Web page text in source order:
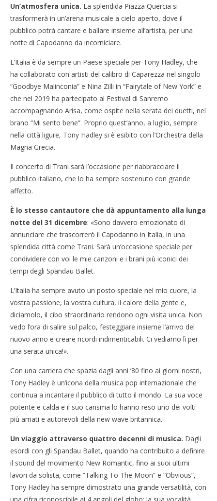
Un’atmosfera unica. La splendida Piazza Quercia si
trasformerà in un’arena musicale a cielo aperto, dove il
pubblico potrà cantare e ballare insieme all’artista, per una
notte di Capodanno da incorniciare.
L’Italia è da sempre un Paese speciale per Tony Hadley, che
ha collaborato con artisti del calibro di Caparezza nel singolo
“Goodbye Malinconia” e Nina Zilli in “Fairytale of New York” e
che nel 2019 ha partecipato al Festival di Sanremo
accompagnando Arisa, come ospite nella serata dei duetti, nel
brano “Mi sento bene”. Proprio quest’anno, a luglio, sempre
nella città ligure, Tony Hadley si è esibito con l’Orchestra della
Magna Grecia.
Il concerto di Trani sarà l’occasione per riabbracciare il
pubblico italiano, che lo ha sempre sostenuto con grande
affetto.
È lo stesso cantautore che dà appuntamento alla lunga
notte del 31 dicembre: «Sono davvero emozionato di
annunciare che trascorrerò il Capodanno in Italia, in una
splendida città come Trani. Sarà un’occasione speciale per
condividere con voi le mie canzoni e i brani più iconici dei
tempi degli Spandau Ballet.
L’Italia ha sempre avuto un posto speciale nel mio cuore, la
vostra passione, la vostra cultura, il calore della gente e,
diciamolo, il cibo straordinario rendono ogni visita unica. Non
vedo l’ora di salire sul palco, festeggiare insieme l’arrivo del
nuovo anno e creare ricordi indimenticabili. Ci vediamo lì per
una serata unica!».
Con una carriera che spazia dagli anni ’80 fino ai giorni nostri,
Tony Hadley è un’icona della musica pop internazionale che
continua a incantare il pubblico di tutto il mondo. La sua voce
potente e calda e il suo carisma lo hanno reso uno dei volti
più amati e autorevoli della new wave britannica.
Un viaggio attraverso quattro decenni di musica. Dagli
esordi con gli Spandau Ballet, quando ha contribuito a definire
il sound del movimento New Romantic, fino ai suoi ultimi
lavori da solista, come “Talking To The Moon” e “Obvious”,
Tony Hadley ha sempre dimostrato una grande versatilità, con